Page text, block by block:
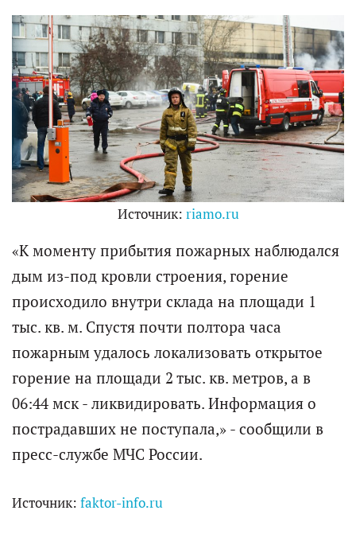
Источник: riamo.ru
«К моменту прибытия пожарных наблюдался
дым из-под кровли строения, горение
происходило внутри склада на площади 1
тыс. кв. м. Спустя почти полтора часа
пожарным удалось локализовать открытое
горение на площади 2 тыс. кв. метров, а в
06:44 мск - ликвидировать. Информация о
пострадавших не поступала,» - сообщили в
пресс-службе МЧС России.
Источник: faktor-info.ru